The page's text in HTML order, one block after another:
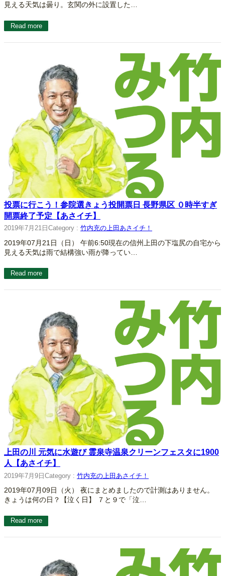
見える天気は曇り。玄関の外に設置した…
Read more
投票に行こう！参院選きょう投開票日 長野県区 ０時半すぎ
開票終了予定【あさイチ】
2019年7月21日 Category : 竹内充の上田あさイチ！
2019年07月21日（日） 午前6:50現在の信州上田の下塩尻の自宅から
見える天気は雨で結構強い雨が降ってい…
Read more
上田の川 元気に水遊び 霊泉寺温泉クリーンフェスタに1900
人【あさイチ】
2019年7月9日 Category : 竹内充の上田あさイチ！
2019年07月09日（火） 夜にまとめましたので計測はありません。
きょうは何の日？【泣く日】 ７と９で「泣…
Read more